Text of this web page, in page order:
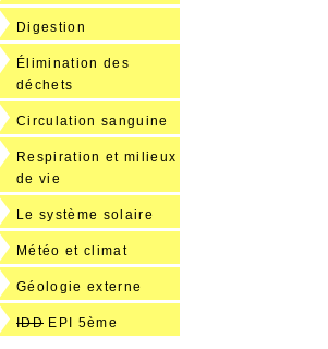
Digestion
Élimination des
déchets
Circulation sanguine
Respiration et milieux
de vie
Le système solaire
Météo et climat
Géologie externe
IDD EPI 5ème